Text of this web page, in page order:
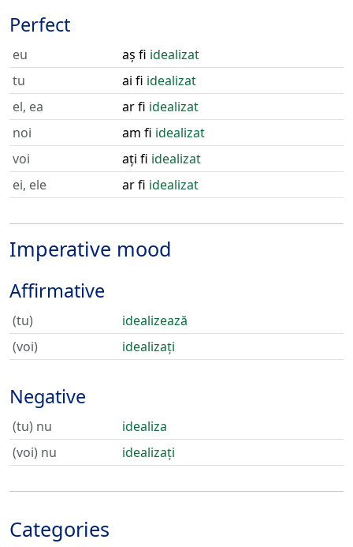
Perfect
eu aș fi idealizat
tu
ai fi idealizat
el, ea
ar fi idealizat
noi
am fi idealizat
voi
ați fi idealizat
ei, ele
ar fi idealizat
Imperative mood
Affirmative
(tu)
idealizează
(voi)
idealizați
Negative
(tu) nu
idealiza
(voi) nu
idealizați
Categories